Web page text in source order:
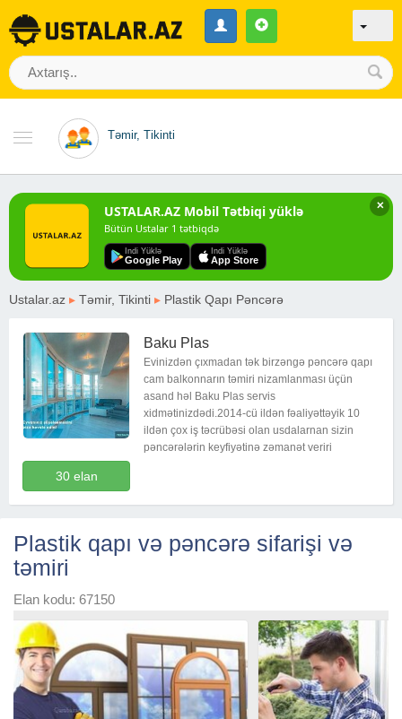
Təmir, Tikinti
✕
USTALAR.AZ Mobil Tətbiqi yüklə
Bütün Ustalar 1 tətbiqdə
Indi Yüklə
Google Play
Indi Yüklə
App Store
Ustalar.az ▸ Təmir, Tikinti ▸ Plastik Qapı Pəncərə
30 elan
Baku Plas
Evinizdən çıxmadan tək birzəngə pəncərə qapı
cam balkonnarın təmiri nizamlanması üçün
asand həl Baku Plas servis
xidmətinizdədi.2014-cü ildən fəaliyəttəyik 10
ildən çox iş təcrübəsi olan usdalarnan sizin
pəncərələrin keyfiyətinə zəmanət veriri
Plastik qapı və pəncərə sifarişi və
təmiri
Elan kodu: 67150